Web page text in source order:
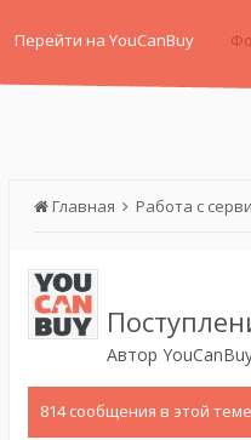
Перейти на YouCanBuy
Главная Работа с
Автор
814 сообщения в этой теме